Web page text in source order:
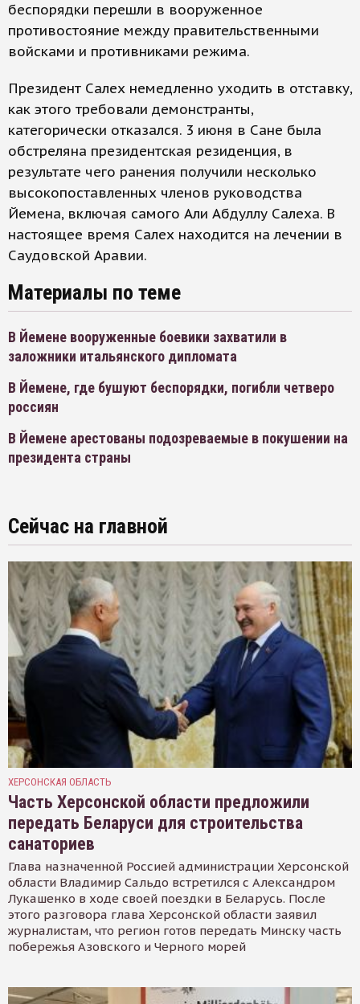
беспорядки перешли в вооруженное
противостояние между правительственными
войсками и противниками режима.
Президент Салех немедленно уходить в отставку,
как этого требовали демонстранты,
категорически отказался. 3 июня в Сане была
обстреляна президентская резиденция, в
результате чего ранения получили несколько
высокопоставленных членов руководства
Йемена, включая самого Али Абдуллу Салеха. В
настоящее время Салех находится на лечении в
Саудовской Аравии.
Материалы по теме
В Йемене вооруженные боевики захватили в
заложники итальянского дипломата
В Йемене, где бушуют беспорядки, погибли четверо
россиян
В Йемене арестованы подозреваемые в покушении на
президента страны
Сейчас на главной
ХЕРСОНСКАЯ ОБЛАСТЬ
Часть Херсонской области предложили
передать Беларуси для строительства
санаториев
Глава назначенной Россией администрации Херсонской
области Владимир Сальдо встретился с Александром
Лукашенко в ходе своей поездки в Беларусь. После
этого разговора глава Херсонской области заявил
журналистам, что регион готов передать Минску часть
побережья Азовского и Черного морей